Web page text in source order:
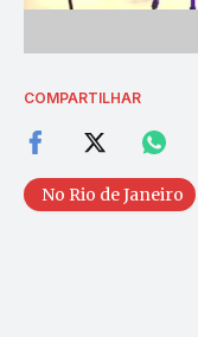
COMPARTILHAR
No Rio de Janeiro